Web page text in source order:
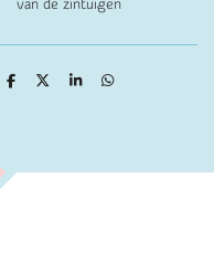
van de zintuigen
D
D
S
D